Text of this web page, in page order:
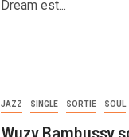
Dream est...
JAZZ SINGLE SORTIE SOUL
Wuzy Bambussy